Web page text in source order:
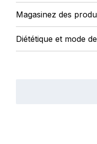
Magasinez des
Diététique et mode